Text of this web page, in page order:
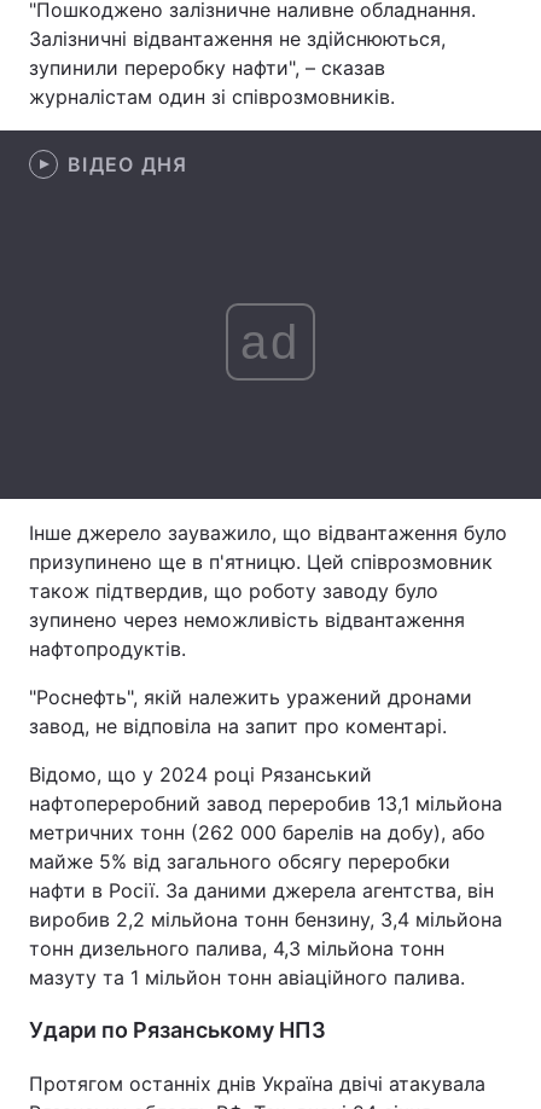
Цікавинки Погода
Екологія Регіони
Лонгріди
Вакансії
"Пошкоджено залізничне наливне обладнання.
Залізничні відвантаження не здійснюються,
зупинили переробку нафти", – сказав
журналістам один зі співрозмовників.
ВІДЕО ДНЯ
ad
Інше джерело зауважило, що відвантаження було
призупинено ще в п'ятницю. Цей співрозмовник
також підтвердив, що роботу заводу було
зупинено через неможливість відвантаження
нафтопродуктів.
"Роснефть", якій належить уражений дронами
завод, не відповіла на запит про коментарі.
Відомо, що у 2024 році Рязанський
нафтопереробний завод переробив 13,1 мільйона
метричних тонн (262 000 барелів на добу), або
майже 5% від загального обсягу переробки
нафти в Росії. За даними джерела агентства, він
виробив 2,2 мільйона тонн бензину, 3,4 мільйона
тонн дизельного палива, 4,3 мільйона тонн
мазуту та 1 мільйон тонн авіаційного палива.
Удари по Рязанському НПЗ
Протягом останніх днів Україна двічі атакувала